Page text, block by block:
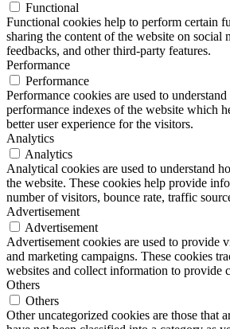
Functional
Functional cookies help to perform certain
sharing the content of the website on social
feedbacks, and other third-party features.
Performance
Performance
Performance cookies are used to
performance indexes of the website which
better user experience for the visitors.
Analytics
Analytics
Analytical cookies are used to understand
the website. These cookies help provide
number of visitors, bounce rate, traffic
Advertisement
Advertisement
Advertisement cookies are used to provide
and marketing campaigns. These cookies
websites and collect information to provide
Others
Others
Other uncategorized cookies are those that